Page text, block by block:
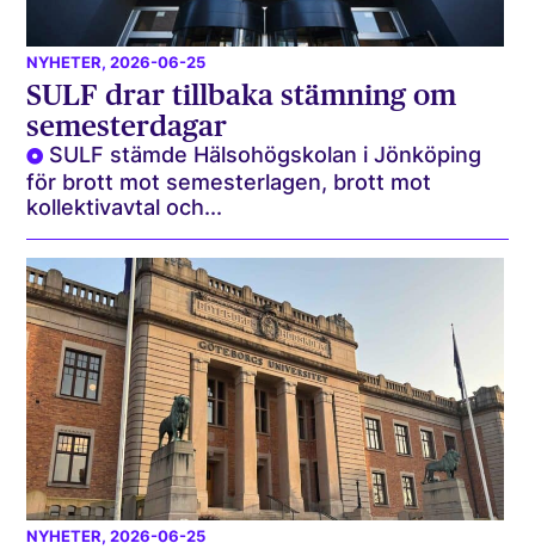
NYHETER, 2026-06-25
SULF drar tillbaka stämning om
semesterdagar
SULF stämde Hälsohögskolan i Jönköping
för brott mot semesterlagen, brott mot
kollektivavtal och...
NYHETER, 2026-06-25